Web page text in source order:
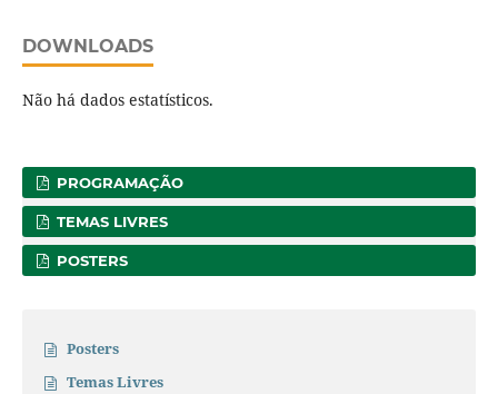
DOWNLOADS
Não há dados estatísticos.
PROGRAMAÇÃO
TEMAS LIVRES
POSTERS
Posters
Temas Livres